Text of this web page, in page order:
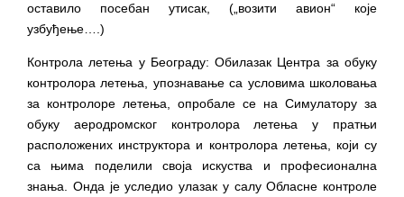
оставило посебан утисак, („возити авион“ које
узбуђење….)
Контрола летења у Београду: Обилазак Центра за обуку
контролора летења, упознавање са условима школовања
за контролоре летења, опробале се на Симулатору за
обуку аеродромског контролора летења у пратњи
расположених инструктора и контролора летења, који су
са њима поделили своја искуства и професионална
знања. Онда је уследио улазак у салу Обласне контроле